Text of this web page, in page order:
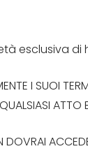
esclusiva
I SUOI
DOVRAI